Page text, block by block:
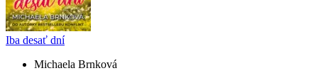
Iba desať dní
Michaela Brnková